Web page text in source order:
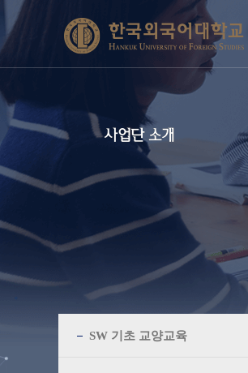
사업단 소개
SW 기초 교양교육